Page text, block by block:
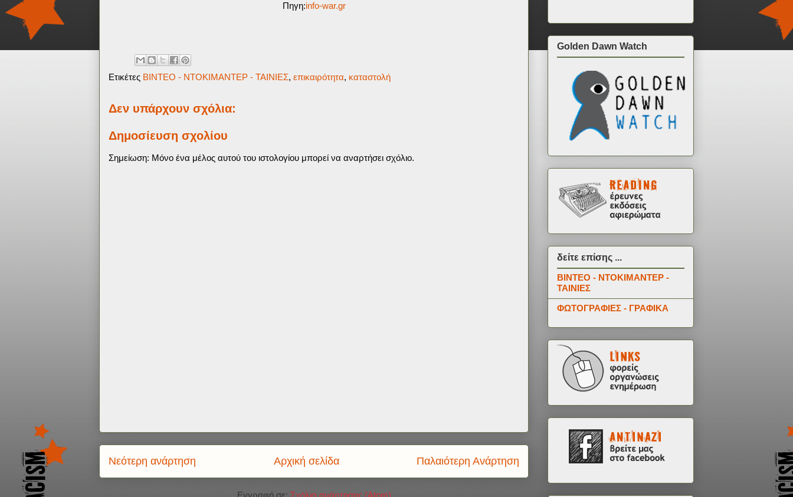
Πηγη:info-war.gr
Ετικέτες ΒΙΝΤΕΟ - ΝΤΟΚΙΜΑΝΤΕΡ - ΤΑΙΝΙΕΣ, επικαιρότητα, καταστολή
Δεν υπάρχουν σχόλια:
Δημοσίευση σχολίου
Σημείωση: Μόνο ένα μέλος αυτού του ιστολογίου μπορεί να αναρτήσει σχόλιο.
Νεότερη ανάρτηση Παλαιότερη Ανάρτηση
Αρχική σελίδα
Εγγραφή σε: Σχόλια ανάρτησης (Atom)
Golden Dawn Watch
δείτε επίσης ...
ΒΙΝΤΕΟ - ΝΤΟΚΙΜΑΝΤΕΡ -
ΤΑΙΝΙΕΣ
ΦΩΤΟΓΡΑΦΙΕΣ - ΓΡΑΦΙΚΑ